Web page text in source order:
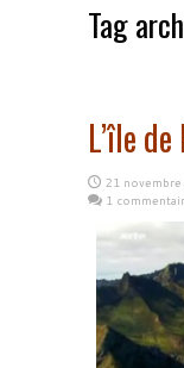
Tag
L’île
21
1